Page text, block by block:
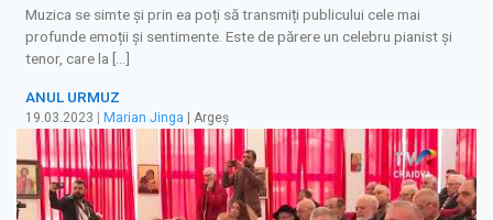
Muzica se simte și prin ea poți să transmiți publicului cele mai
profunde emoții și sentimente. Este de părere un celebru pianist și
tenor, care la […]
ANUL URMUZ
19.03.2023 | Marian Jinga | Argeș